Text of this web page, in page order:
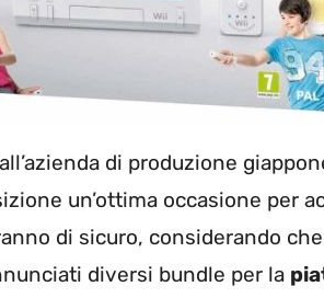
di produzione
un’ottima occasione per
di sicuro, considerando
diversi bundle per la